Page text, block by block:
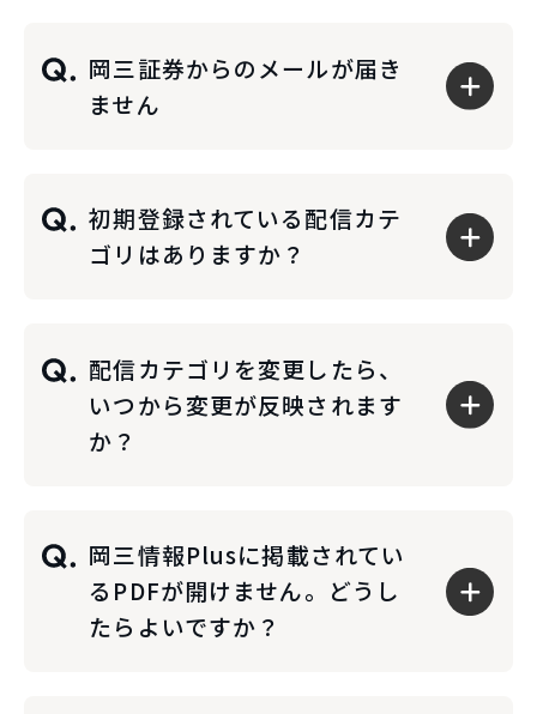
岡三証券からのメールが届き
ません
初期登録されている配信カテ
ゴリはありますか？
配信カテゴリを変更したら、
いつから変更が反映されます
か？
岡三情報Plusに掲載されてい
るPDFが開けません。どうし
たらよいですか？